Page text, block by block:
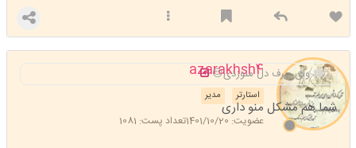
azarakhsh4
مدیر استارتر
عضویت: 1401/10/20 تعداد پست: 1081
وای حرف دل منوزدی😔
شما هم مشکل منو داری